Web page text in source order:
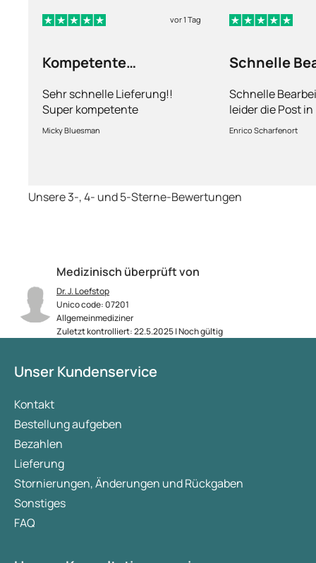
Medizinisch überprüft von
Dr. J. Loefstop
Unico code: 07201
Allgemeinmediziner
Zuletzt kontrolliert: 22.5.2025 | Noch gültig
vor 1 Tag
Kompetente
Sehr schnelle Lieferung!!
Super kompetente
Abhandlung!
Micky Bluesman
Schnelle
Schnelle
leider die Post
kriegt es nicht
dauert obwohl
Enrico Scharfenort
Unsere 3-, 4- und 5-Sterne-Bewertungen
Unser Kundenservice
Kontakt
Bestellung aufgeben
Bezahlen
Lieferung
Stornierungen, Änderungen und Rückgaben
Sonstiges
FAQ